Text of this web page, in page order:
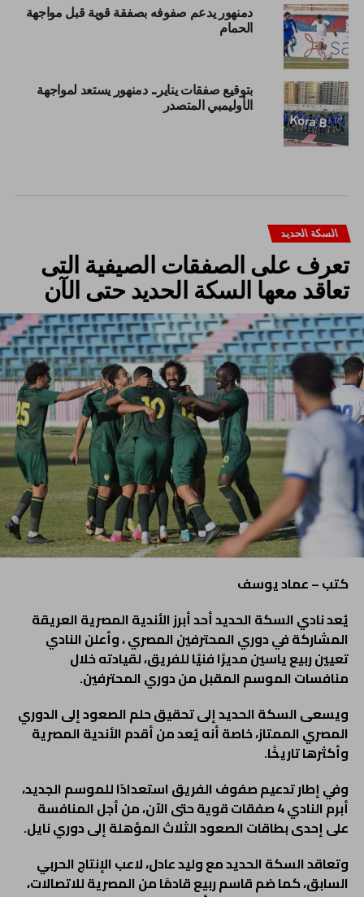
دمنهور يدعم صفوفه بصفقة قوية قبل مواجهة
الحمام
بتوقيع صفقات يناير.. دمنهور يستعد لمواجهة
الأوليمبي المتصدر
السكة الحديد
تعرف على الصفقات الصيفية التى
تعاقد معها السكة الحديد حتى الآن
كتب – عماد يوسف
يُعد نادي السكة الحديد أحد أبرز الأندية المصرية العريقة
المشاركة في دوري المحترفين المصري ،وأعلن النادي
تعيين ربيع ياسين مديرًا فنيًا للفريق، لقيادته خلال
منافسات الموسم المقبل من دوري المحترفين.
ويسعى السكة الحديد إلى تحقيق حلم الصعود إلى الدوري
المصري الممتاز، خاصة أنه يُعد من أقدم الأندية المصرية
وأكثرها تاريخًا.
وفي إطار تدعيم صفوف الفريق استعدادًا للموسم الجديد،
أبرم النادي 4 صفقات قوية حتى الآن، من أجل المنافسة
على إحدى بطاقات الصعود الثلاث المؤهلة إلى دوري نايل.
وتعاقد السكة الحديد مع وليد عادل، لاعب الإنتاج الحربي
السابق، كما ضم قاسم ربيع قادمًا من المصرية للاتصالات،